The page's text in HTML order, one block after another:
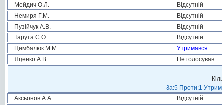
Мейдич О.Л.
Відсутній
Немиря Г.М.
Відсутній
Пузійчук А.В.
Відсутній
Тарута С.О.
Відсутній
Цимбалюк М.М.
Утримався
Яценко А.В.
Не голосував
За:5 Проти:1
Аксьонов А.А.
Відсутній